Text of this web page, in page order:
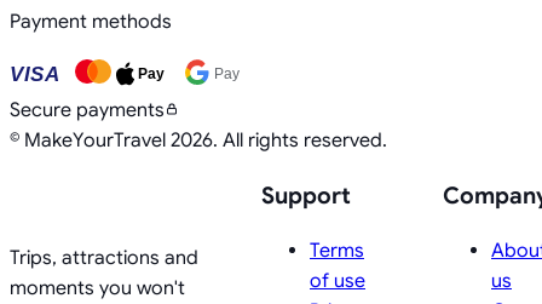
Payment methods
VISA Pay Pay
Secure payments
© MakeYourTravel 2026. All rights reserved.
Trips, attractions and
moments you won't
Support
Terms
of use
us